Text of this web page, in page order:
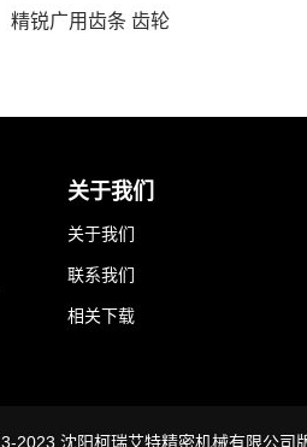
精锐广用齿条 齿轮
关于我们
关于我们
联系我们
相关下载
2023 沈阳柯瑞艾特精密机械有限公司